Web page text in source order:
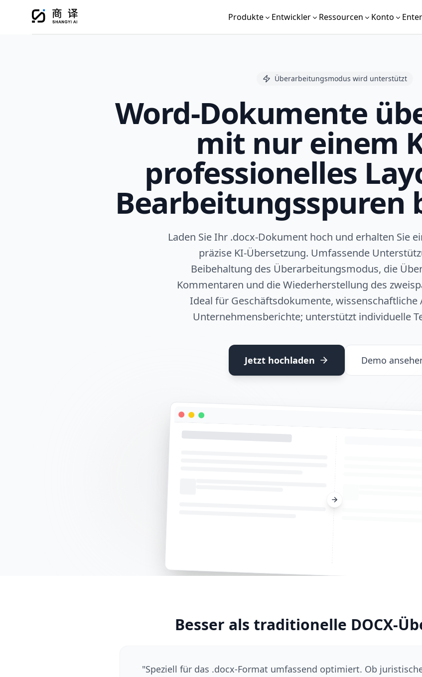
Produkte Entwickler Ressourcen Konto
Überarbeitungsmodus wird unterstützt
Word-Dokumente
mit nur einem
professionelles
Bearbeitungsspuren
Laden Sie Ihr .docx-Dokument hoch und erhalten Sie
präzise KI-Übersetzung. Umfassende
Beibehaltung des Überarbeitungsmodus, die
Kommentaren und die Wiederherstellung des
Ideal für Geschäftsdokumente, wissenschaftliche
Unternehmensberichte; unterstützt individuelle
Jetzt hochladen Demo
Besser als traditionelle DOCX-
"Speziell für das .docx-Format umfassend optimiert. Ob